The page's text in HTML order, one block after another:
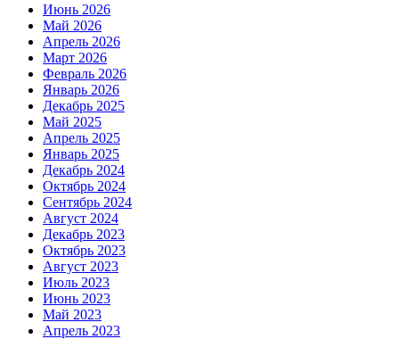
Июнь 2026
Май 2026
Апрель 2026
Март 2026
Февраль 2026
Январь 2026
Декабрь 2025
Май 2025
Апрель 2025
Январь 2025
Декабрь 2024
Октябрь 2024
Сентябрь 2024
Август 2024
Декабрь 2023
Октябрь 2023
Август 2023
Июль 2023
Июнь 2023
Май 2023
Апрель 2023